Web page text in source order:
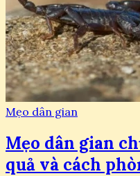
Mẹo dân gian
Mẹo dân gian
quả và cách